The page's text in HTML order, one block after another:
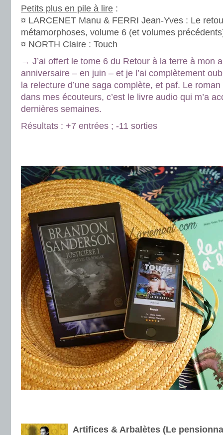
Petits plus en pile à lire :
¤ LARCENET Manu & FERRI Jean-Yves : Le
métamorphoses, volume 6 (et volumes
¤ NORTH Claire : Touch
→ J’ai offert le tome 6 du Retour à la terre à mon
anniversaire – en juin – et je l’ai complètement
la relecture d’une saga complète, et paf. Le
dans mes écouteurs, c’est le livre audio qui m’a
dernières semaines.
Résultats : +7 entrées ; -11 sorties
Artifices & Arbalètes (Le